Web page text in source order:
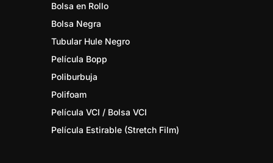
Bolsa en Rollo
Bolsa Negra
Tubular Hule Negro
Película Bopp
Poliburbuja
Polifoam
Película VCI / Bolsa VCI
Película Estirable (Stretch Film)